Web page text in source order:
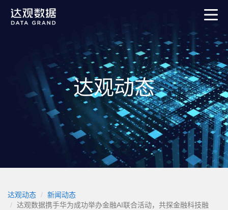
达观动态
达观动态
新闻动态
达观数据携手华为成功举办金融AI联合活动，共探金融科技融